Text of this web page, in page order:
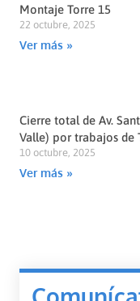
Montaje Torre 15
22 octubre, 2025
Ver más »
Cierre total de Av.
Valle) por trabajos de
10 octubre, 2025
Ver más »